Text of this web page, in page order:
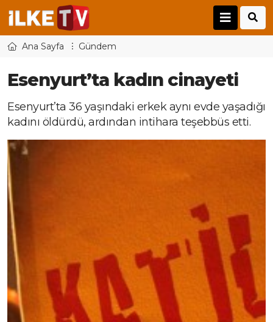
Ana Sayfa Gündem
Esenyurt’ta kadın cinayeti
Esenyurt’ta 36 yaşındaki erkek aynı evde yaşadığı
kadını öldürdü, ardından intihara teşebbüs etti.